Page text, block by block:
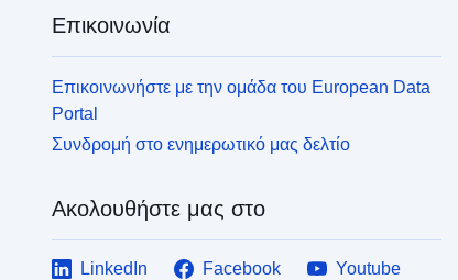
Επικοινωνία
Επικοινωνήστε με την ομάδα του European Data
Portal
Συνδρομή στο ενημερωτικό μας δελτίο
Ακολουθήστε μας στο
LinkedIn Facebook
Youtube